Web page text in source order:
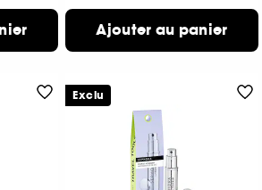
Ajouter au panier
Exclu